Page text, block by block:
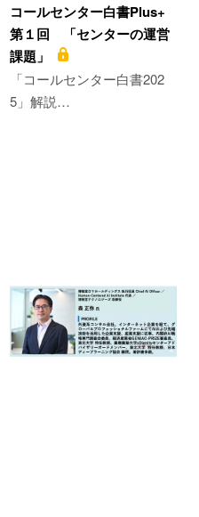
コールセンター白書Plus+
第１回 「センターの運営
課題」
「コールセンター白書202
5」解説…